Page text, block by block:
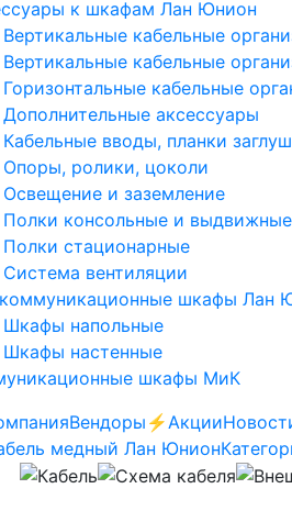
к шкафам Лан Юнион
Вертикальные кабельные
Вертикальные кабельные
Горизонтальные кабельные
Дополнительные аксессуары
Кабельные вводы, планки
Опоры, ролики, цоколи
Освещение и заземление
Полки консольные и выдвижные
Полки стационарные
Система вентиляции
шкафы Лан
Шкафы напольные
Шкафы настенные
шкафы МиК
Вендоры ⚡️Акции
медный Лан Юнион